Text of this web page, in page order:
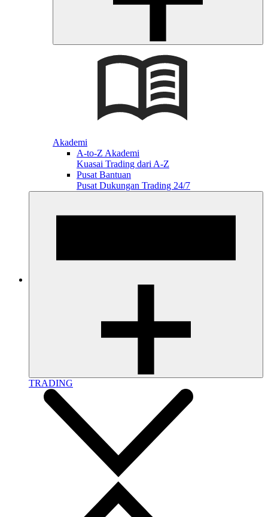
Akademi
A-to-Z Akademi
Kuasai Trading dari A-Z
Pusat Bantuan
Pusat Dukungan Trading 24/7
TRADING